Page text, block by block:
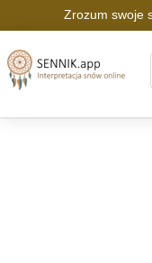
Zrozum swoje